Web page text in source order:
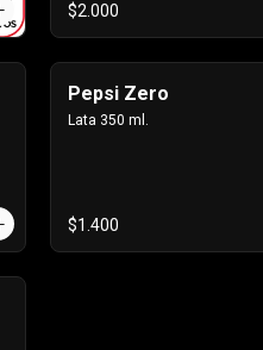
$2.000
Pepsi Zero
Lata 350 ml.
$1.400